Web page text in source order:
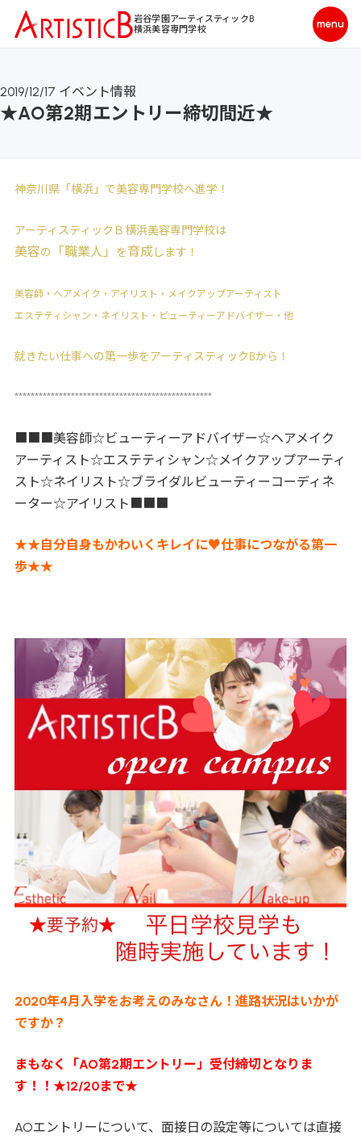
岩谷学園アーティスティックB
横浜美容専門学校
2019/12/17 イベント情報
★AO第2期エントリー締切間近★
神奈川県「横浜」で美容専門学校へ進学！
アーティスティックＢ横浜美容専門学校は
美容の 「職業人」 を育成します！
美容師・ヘアメイク・アイリスト・メイクアップアーティスト
エステティシャン・ネイリスト・ビューティーアドバイザー・他
就きたい仕事への第一歩をアーティスティックBから！
*************************************************
■■■美容師☆ビューティーアドバイザー☆ヘアメイク
アーティスト☆エステティシャン☆メイクアップアーティ
スト☆ネイリスト☆ブライダルビューティーコーディネ
ーター☆アイリスト■■■
★★自分自身もかわいくキレイに♥仕事につながる第一
歩★★
2020年4月入学をお考えのみなさん！進路状況はいかが
ですか？
まもなく「AO第2期エントリー」受付締切となりま
す！！★12/20まで★
AOエントリーについて、面接日の設定等については直接